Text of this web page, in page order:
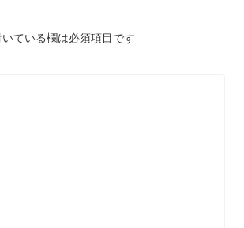
ている欄は必須項目です